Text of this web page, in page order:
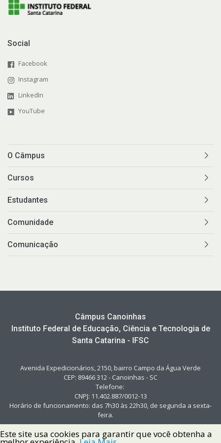
Social
Facebook
Instagram
LinkedIn
YouTube
O Câmpus
Cursos
Estudantes
Comunidade
Comunicação
Câmpus Canoinhas
Instituto Federal de Educação, Ciência e Tecnologia de
Santa Catarina - IFSC
Avenida Expedicionários, 2150, bairro Campo da Água Verde
CEP: 89466 312 - Canoinhas - SC
Telefone:
CNPJ: 11.402.887/0012-13
Horário de funcionamento: das 7h30 às 22h30, de segunda a sexta-
feira.
Este site usa cookies para garantir que você obtenha a